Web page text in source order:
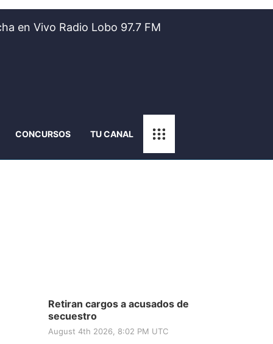
en Vivo Radio Lobo 97.7 FM
CONCURSOS TU CANAL
Retiran cargos a acusados de
secuestro
August 4th 2026, 8:02 PM UTC